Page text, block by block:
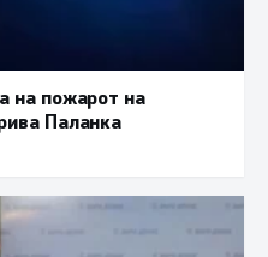
на пожарот на
Паланка